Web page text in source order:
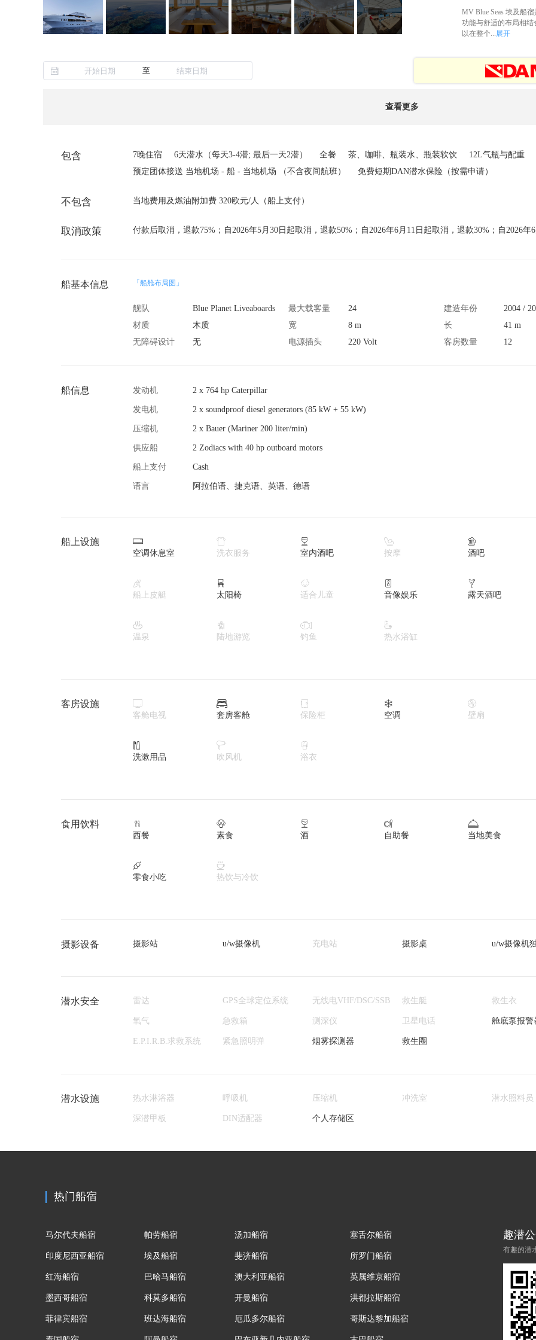
MV Blue Seas 埃及船
功能与舒适的布局相结
以在整个...展开
至
查看更多
包含 7晚住宿 6天潜水（每天3-4潜; 最后一天2潜） 全餐 茶、咖啡、瓶装水、瓶装软饮
12L气瓶与配重
预定团体接送 当地机场 - 船 - 当地机场 （不含夜间航班）
免费短期DAN潜水保险（按需申请）
不包含 当地费用及燃油附加费 320欧元/人（船上支付）
取消政策 付款后取消，退款75%；自2026年5月30日起取消，退款50%；自2026年6月11日起取消，退款30%；自2026年
船基本信息 「船舱布局图」
舰队 Blue Planet Liveaboards 最大载客量 24 建造年份
2004 /
材质
木质 宽 8 m 长
41 m
无障碍设计
无 电源插头 220 Volt 客房数量 12
船信息 发动机 2 x 764 hp Caterpillar
发电机 2 x soundproof diesel generators (85 kW + 55 kW)
压缩机 2 x Bauer (Mariner 200 liter/min)
供应船 2 Zodiacs with 40 hp outboard motors
船上支付 Cash
语言 阿拉伯语、捷克语、英语、德语
船上设施 
空调休息室

洗衣服务

室内酒吧

按摩

酒吧

船上皮艇

太阳椅

适合儿童

音像娱乐

露天酒吧

温泉

陆地游览

钓鱼

热水浴缸
客房设施 
客舱电视

套房客舱

保险柜

空调

壁扇

洗漱用品

吹风机

浴衣
食用饮料 
西餐

素食

酒

自助餐

当地美食

零食小吃

热饮与冷饮
摄影设备 摄影站 u/w摄像机 充电站 摄影桌 u/w摄像机
潜水安全 雷达 GPS全球定位系统 无线电VHF/DSC/SSB 救生艇 救生衣
氧气 急救箱 测深仪 卫星电话 舱底泵报警
E.P.I.R.B.求救系统 紧急照明弹 烟雾探测器 救生圈
潜水设施 热水淋浴器 呼吸机 压缩机 冲洗室 潜水照料员
深潜甲板 DIN适配器 个人存储区
热门船宿
马尔代夫船宿
印度尼西亚船宿
红海船宿
墨西哥船宿
菲律宾船宿
帕劳船宿
埃及船宿
巴哈马船宿
科莫多船宿
班达海船宿
汤加船宿
斐济船宿
澳大利亚船宿
开曼船宿
厄瓜多尔船宿
塞舌尔船宿
所罗门船宿
英属维京船宿
洪都拉斯船宿
哥斯达黎加船宿
趣潜
有趣的潜